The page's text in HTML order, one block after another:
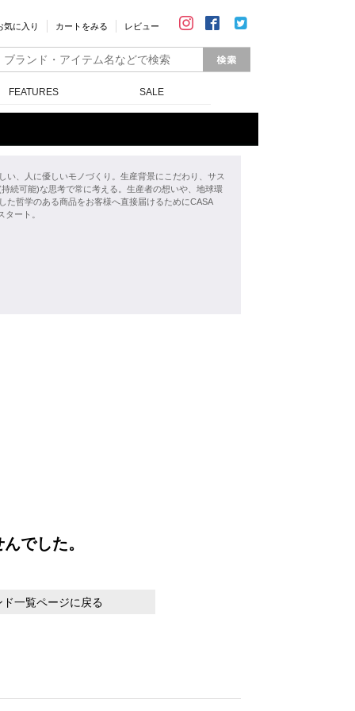
気に入り カートをみる レビュー
FEATURES SALE
い、人に優しいモノづくり。生産背景にこだわり、サス
続可能)な思考で常に考える。生産者の想いや、地球環
た哲学のある商品をお客様へ直接届けるためにCASA
タート。
でした。
ド一覧ページに戻る